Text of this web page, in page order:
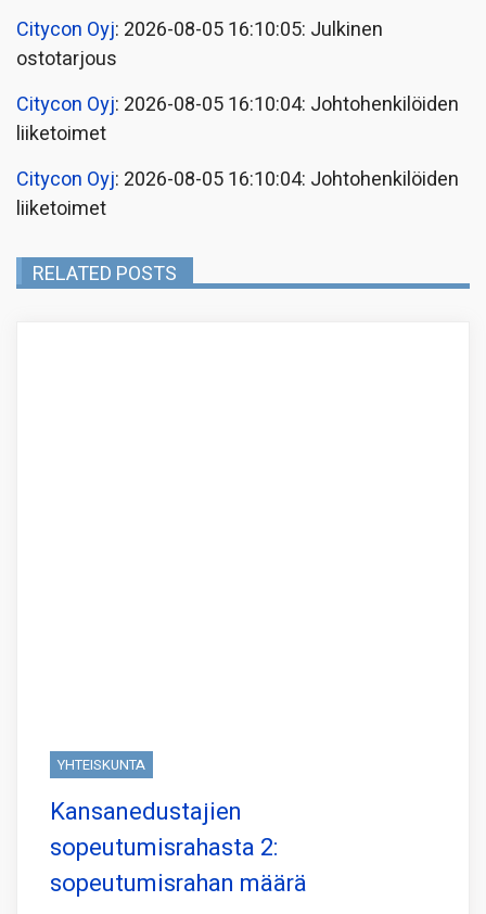
Citycon Oyj: 2026-08-05 16:10:05: Julkinen
ostotarjous
Citycon Oyj: 2026-08-05 16:10:04: Johtohenkilöiden
liiketoimet
Citycon Oyj: 2026-08-05 16:10:04: Johtohenkilöiden
liiketoimet
RELATED POSTS
YHTEISKUNTA
Kansanedustajien
sopeutumisrahasta 2:
sopeutumisrahan määrä